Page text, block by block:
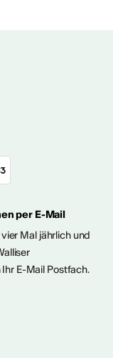
per E-Mail
Mal jährlich und
E-Mail Postfach.